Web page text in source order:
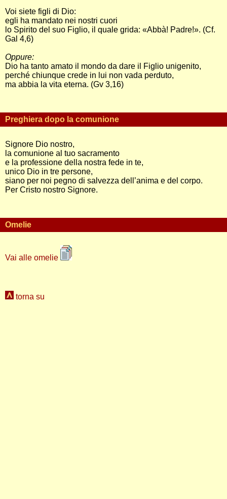
Voi siete figli di Dio:
egli ha mandato nei nostri cuori
lo Spirito del suo Figlio, il quale grida: «Abbà! Padre!». (Cf.
Gal 4,6)
Oppure:
Dio ha tanto amato il mondo da dare il Figlio unigenito,
perché chiunque crede in lui non vada perduto,
ma abbia la vita eterna. (Gv 3,16)
Preghiera dopo la comunione
Signore Dio nostro,
la comunione al tuo sacramento
e la professione della nostra fede in te,
unico Dio in tre persone,
siano per noi pegno di salvezza dell’anima e del corpo.
Per Cristo nostro Signore.
Omelie
Vai alle omelie
torna su